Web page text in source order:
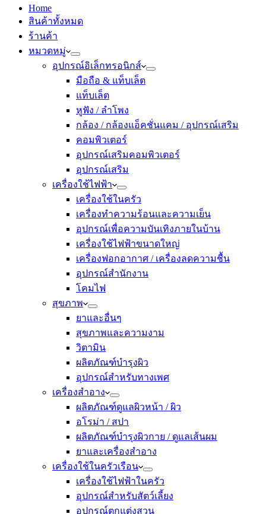
Home
สินค้าทั้งหมด
ร้านค้า
หมวดหมู่
อุปกรณ์อิเล็กทรอนิกส์
มือถือ & แท็บเล็ต
แท็บเล็ต
หูฟัง / ลำโพง
กล้อง / กล้องแอ็คชั่นแคม / อุปกรณ์เสริม
คอมพิวเตอร์
อุปกรณ์เสริมคอมพิวเตอร์
อุปกรณ์เสริม
เครื่องใช้ไฟฟ้า
เครื่องใช้ในครัว
เครื่องทำความร้อนและความเย็น
อุปกรณ์เพื่อความบันเทิงภายในบ้าน
เครื่องใช้ไฟฟ้าขนาดใหญ่
เครื่องฟอกอากาศ / เครื่องลดความชื้น
อุปกรณ์สำนักงาน
โคมไฟ
สุขภาพ
ยาและอื่นๆ
สุขภาพและความงาม
วิตามิน
ผลิตภัณฑ์บำรุงผิว
อุปกรณ์สำหรับทางเพศ
เครื่องสำอาง
ผลิตภัณฑ์ดูแลผิวหน้า / ผิว
อโรม่า / สปา
ผลิตภัณฑ์บำรุงผิวกาย / ดูแลเส้นผม
ยาและเครื่องสำอาง
เครื่องใช้ในครัวเรือน
เครื่องใช้ไฟฟ้าในครัว
อุปกรณ์สำหรับสัตว์เลี้ยง
อุปกรณ์ตกแต่งสวน